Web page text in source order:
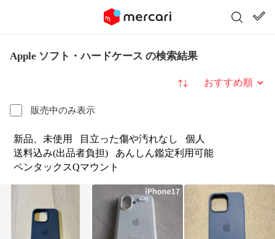
Apple ソフト・ハードケース の検索結果
販売中のみ表示
並び替え
新品、未使用 目立った傷や汚れなし
個人
送料込み(出品者負担)
あんしん鑑定利用可能
ペンタックスQマウント